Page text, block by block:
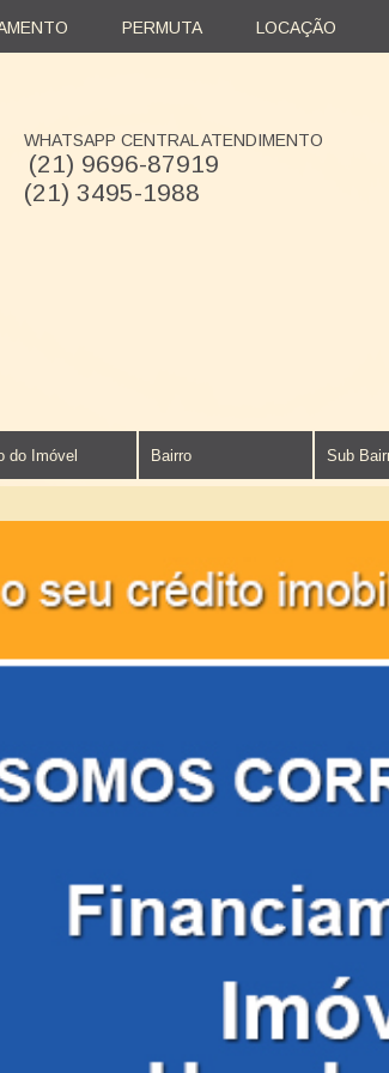
PERMUTA LOCAÇÃO
WHATSAPP CENTRAL ATENDIMENTO
(21) 9696-87919
(21) 3495-1988